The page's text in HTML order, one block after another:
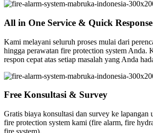
All in One Service & Quick Response
Kami melayani seluruh proses mulai dari
hingga perawatan fire protection system Anda.
respon cepat atas setiap masalah yang Anda
Free Konsultasi & Survey
Gratis biaya konsultasi dan survey ke lapangan
fire protection system kami (fire alarm, fire
fire system).